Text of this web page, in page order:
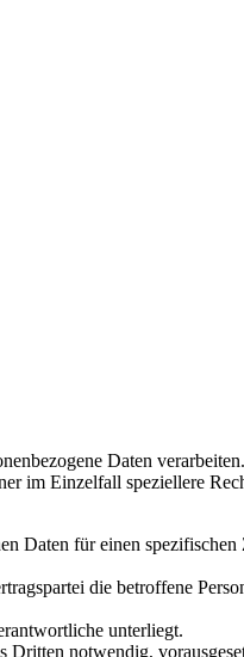
Daten
im Einzelfall speziellere
Daten für einen
die betroffene
unterliegt.
Dritten notwendig,